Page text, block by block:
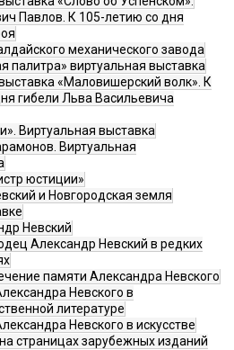
Павлов. К 105-летию со дня
механического завода
палитра» виртуальная выставка
«Маловишерский волк». К
гибели Льва Васильевича
Виртуальная выставка
Виртуальная
юстиции»
и Новгородская земля
Невский
Александр Невский в редких
памяти Александра Невского
Невского в
литературе
Невского в искусстве
страницах зарубежных изданий